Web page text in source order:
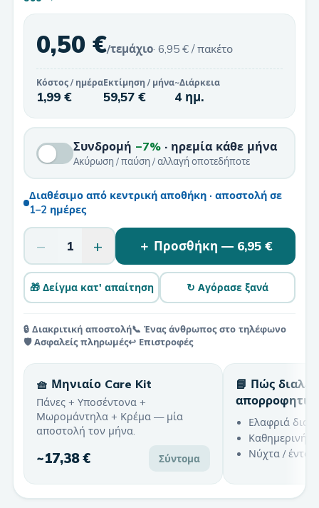
0,50 €/τεμάχιο· 6,95 € / πακέτο
Κόστος / ημέρα
1,99 €
Εκτίμηση / μήνα
59,57 €
~Διάρκεια
4 ημ.
Συνδρομή −7%· ηρεμία κάθε μήνα
Ακύρωση / παύση / αλλαγή οποτεδήποτε
Διαθέσιμο από κεντρική αποθήκη · αποστολή σε
1–2 ημέρες
− 1 + ＋ Προσθήκη — 6,95 €
🎁 Δείγμα κατ' απαίτηση ↻ Αγόρασε ξανά
🔒 Διακριτική αποστολή📞 Ένας άνθρωπος στο τηλέφωνο
🛡️ Ασφαλείς πληρωμές↩️ Επιστροφές
🧺 Μηνιαίο Care Kit
Πάνες + Υποσέντονα +
Μωρομάντηλα + Κρέμα — μία
αποστολή τον μήνα.
~17,38 € Σύντομα
📘 Πώς
Ελαφριά
Καθημερινή
Νύχτα /